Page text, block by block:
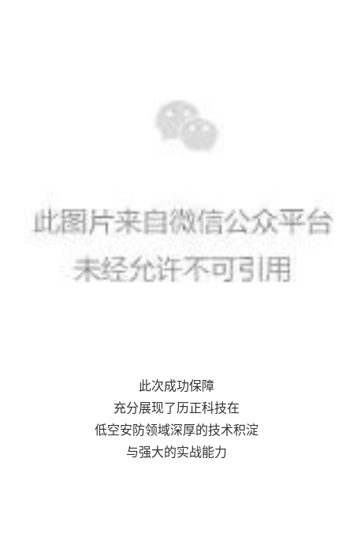
此次成功保障
充分展现了历正科技在
低空安防领域深厚的技术积淀
与强大的实战能力